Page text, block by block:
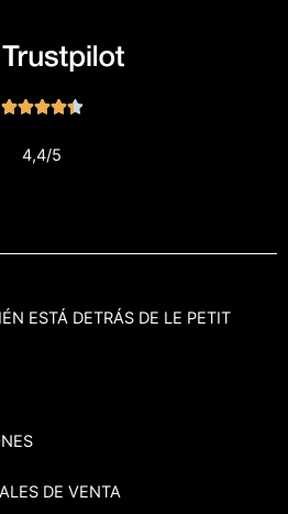
Noté
4,4/5
ESTÁ DETRÁS DE LE PETIT
DE VENTA